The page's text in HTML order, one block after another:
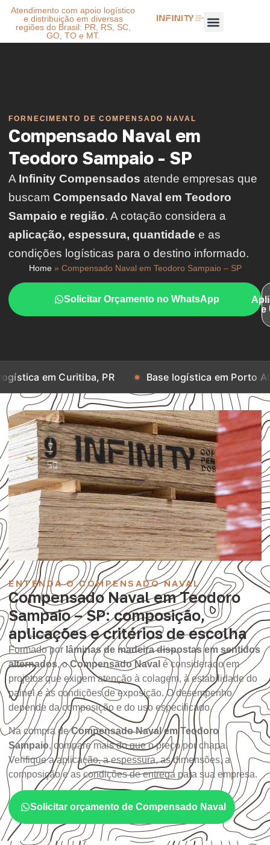
Atendimento com apoio logístico
e distribuição em diversas
regiões do Brasil: PR, RS, SC,
GO, TO e MT.
FORNECIMENTO DE COMPENSADO NAVAL
Compensado Naval em
Teodoro Sampaio - SP
A Infinity Compensados atende empresas que
buscam Compensado Naval em Teodoro
Sampaio e região. A cotação considera a
aplicação, espessura, quantidade e as
condições logísticas para o destino informado.
Home» Compensado Naval em Teodoro Sampaio – SP
Solicitar Orçamento no WhatsApp
e
PR Base logística em Porto Alegre, RS
ENTENDA O COMPENSADO NAVAL
Compensado Naval em Teodoro
Sampaio – SP: composição,
aplicações e critérios de escolha
Formado por lâminas de madeira dispostas em sentidos
alternados, oCompensado Naval é considerado em
projetos que exigem atenção à colagem, à estabilidade do
painel e às condições de exposição. O desempenho
depende da composição e do uso especificado.
Na compra deCompensado Naval em Teodoro
Sampaio, compare mais do que o preço por chapa.
Verifique a aplicação, a espessura, as dimensões, a
composição e as condições de entrega para sua empresa.
Solicitar orçamento de Compensado Naval